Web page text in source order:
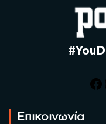
Επικοινωνία